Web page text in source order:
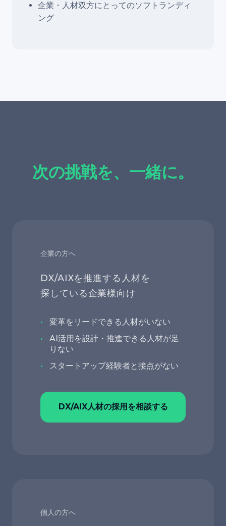
企業・人材双方にとってのソフトランディ
ング
次の挑戦を、一緒に。
企業の方へ
DX/AIXを推進する人材を
探している企業様向け
変革をリードできる人材がいない
AI活用を設計・推進できる人材が足
りない
スタートアップ経験者と接点がない
DX/AIX人材の採用を相談する
個人の方へ